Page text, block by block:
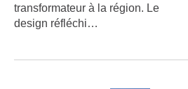
transformateur à la région. Le
design réfléchi…